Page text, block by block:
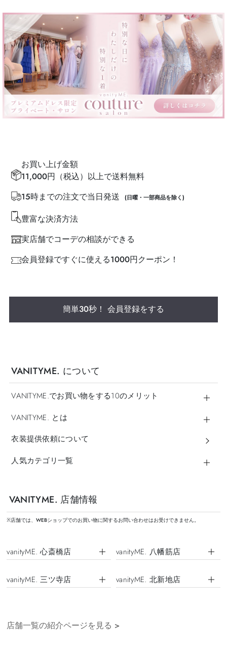
お買い上げ金額
11,000円（税込）以上で送料無料
15時までの注文で当日発送
(日曜・一部商品を除く)
豊富な決済方法
実店舗でコーデの相談ができる
会員登録ですぐに使える1000円クーポン！
簡単30秒！ 会員登録をする
VANITYME. について
VANITYME.でお買い物をする10のメリット
VANITYME. とは
衣装提供依頼について
人気カテゴリ一覧
VANITYME. 店舗情報
※店舗では、WEBショップでのお買い物に関するお問い合わせはお受けできません。
vanityME. 心斎橋店 vanityME. 八幡筋店
vanityME. 三ツ寺店 vanityME. 北新地店
店舗一覧の紹介ページを見る >